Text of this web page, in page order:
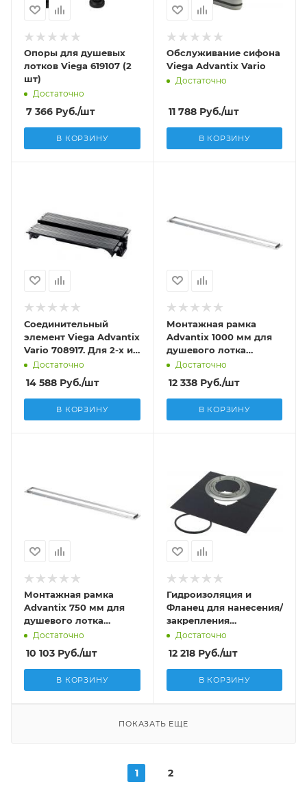
Опоры для душевых
лотков Viega 619107 (2
шт)
Достаточно
7 366 Руб./шт
В КОРЗИНУ
Обслуживание сифона
Viega Advantix Vario
Достаточно
11 788Руб./шт
В КОРЗИНУ
Соединительный
элемент Viega Advantix
Vario 708917. Для 2-х и
более лотков.
Достаточно
14 588 Руб./шт
В КОРЗИНУ
Монтажная рамка
Advantix 1000 мм для
душевого лотка
Advantix 745 387
Достаточно
12 338Руб./шт
В КОРЗИНУ
Монтажная рамка
Advantix 750 мм для
душевого лотка
Advantix 745 356
Достаточно
10 103 Руб./шт
В КОРЗИНУ
Гидроизоляция и
Фланец для нанесения/
закрепления
гидроизоляции Viega
Advantix (145мм),
арт.125530 (4998.3)
Достаточно
12 218Руб./шт
В КОРЗИНУ
ПОКАЗАТЬ ЕЩЕ
1 2